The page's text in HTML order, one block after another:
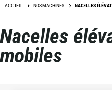
ACCUEIL NOS MACHINES NACELLES
Nacelles
mobiles